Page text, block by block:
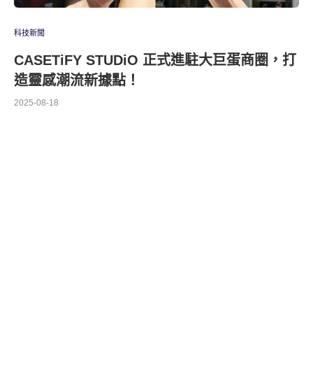
科技新聞
CASETiFY STUDiO 正式進駐大巨蛋商圈，打
造靈感潮流新據點！
2025-08-18